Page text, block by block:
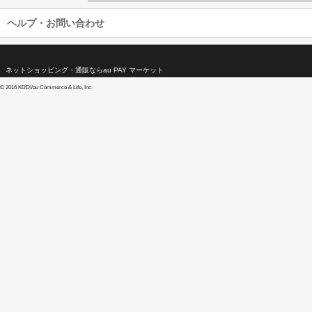
ヘルプ・お問い合わせ
ネットショッピング・通販ならau PAY マーケット
© 2016 KDDI/au Commerce & Life, Inc.